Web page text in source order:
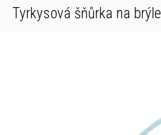
Tyrkysová šňůrka na brýle